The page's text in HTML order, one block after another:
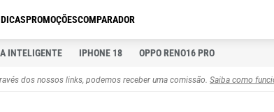
DICASPROMOÇÕESCOMPARADOR
INTELIGENTE IPHONE 18 OPPO RENO16 PRO
dos nossos links, podemos receber uma comissão. Saiba como